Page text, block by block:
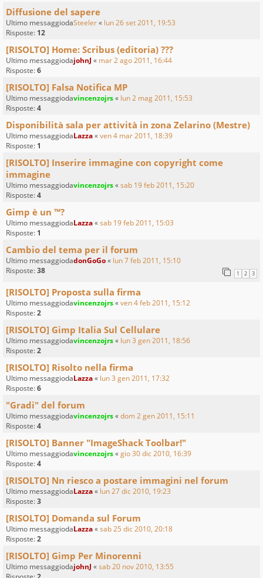
Diffusione del sapere
Ultimo messaggiodaSteeler« lun 26 set 2011, 19:53
Risposte: 12
[RISOLTO] Home: Scribus (editoria) ???
Ultimo messaggiodajohnJ « mar 2 ago 2011, 16:44
Risposte:6
[RISOLTO] Falsa Notifica MP
Ultimo messaggiodavincenzojrs« lun 2 mag 2011, 15:53
Risposte:4
Disponibilità sala per attività in zona Zelarino (Mestre)
Ultimo messaggiodaLazza«ven 4 mar 2011, 18:39
Risposte: 1
[RISOLTO] Inserire immagine con copyright come
immagine
Ultimo messaggiodavincenzojrs«sab 19 feb 2011, 15:20
Risposte:4
Gimp è un ™?
Ultimo messaggiodaLazza«sab 19 feb 2011, 15:03
Risposte: 1
Cambio del tema per il forum
Ultimo messaggiodadonGoGo« lun 7 feb 2011, 15:10
Risposte:38 1 2 3
[RISOLTO] Proposta sulla firma
Ultimo messaggiodavincenzojrs«ven 4 feb 2011, 15:12
Risposte:2
[RISOLTO] Gimp Italia Sul Cellulare
Ultimo messaggiodavincenzojrs« lun 3 gen 2011, 18:56
Risposte:2
[RISOLTO] Risolto nella firma
Ultimo messaggiodaLazza« lun 3 gen 2011, 17:32
Risposte:6
"Gradi" del forum
Ultimo messaggiodavincenzojrs«dom 2 gen 2011, 15:11
Risposte:4
[RISOLTO] Banner "ImageShack Toolbar!"
Ultimo messaggiodavincenzojrs«gio 30 dic 2010, 16:39
Risposte:4
[RISOLTO] Nn riesco a postare immagini nel forum
Ultimo messaggiodaLazza« lun 27 dic 2010, 19:23
Risposte:3
[RISOLTO] Domanda sul Forum
Ultimo messaggiodaLazza«sab 25 dic 2010, 20:18
Risposte:2
[RISOLTO] Gimp Per Minorenni
Ultimo messaggiodajohnJ «sab 20 nov 2010, 13:55